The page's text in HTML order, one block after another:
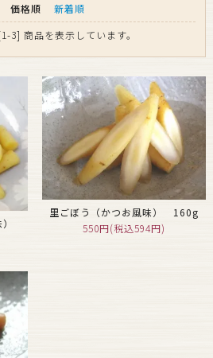
価格順
新着順
3] 商品を表示しています。
里ごぼう（かつお風味） 160g
550円(税込594円)